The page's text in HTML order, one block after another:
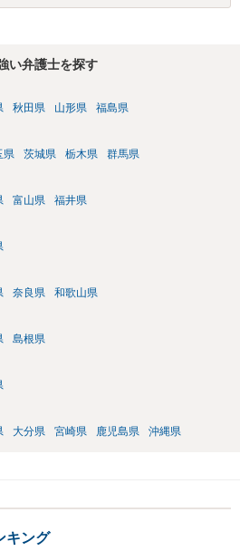
なりにあります。 また、お母様の通帳
合があり、 その場合には当該清算人に
ます。 ちなみに前提として、お母様の
その子（甥、姪）にはそもそも相続権
し訳ありませんが、以上ご参考にして
い弁護士を探す
秋田県 山形県 福島県
県 茨城県 栃木県 群馬県
富山県 福井県
奈良県 和歌山県
島根県
大分県 宮崎県 鹿児島県 沖縄県
キング